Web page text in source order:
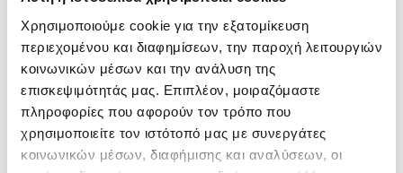
Χρησιμοποιούμε cookie για την εξατομίκευση
περιεχομένου και διαφημίσεων, την παροχή λειτουργιών
κοινωνικών μέσων και την ανάλυση της
επισκεψιμότητάς μας. Επιπλέον, μοιραζόμαστε
πληροφορίες που αφορούν τον τρόπο που
χρησιμοποιείτε τον ιστότοπό μας με συνεργάτες
κοινωνικών μέσων, διαφήμισης και αναλύσεων, οι
CALEFFI, 359011. Ανταλλακτικός πίνακας.
SCIP code
46723c83-d061-4e11-bd76-
5bfdafd6e114
Εμφάνιση
αντίγραφο
359012 4+5 μεμονωμένοι διακόπτες 359510